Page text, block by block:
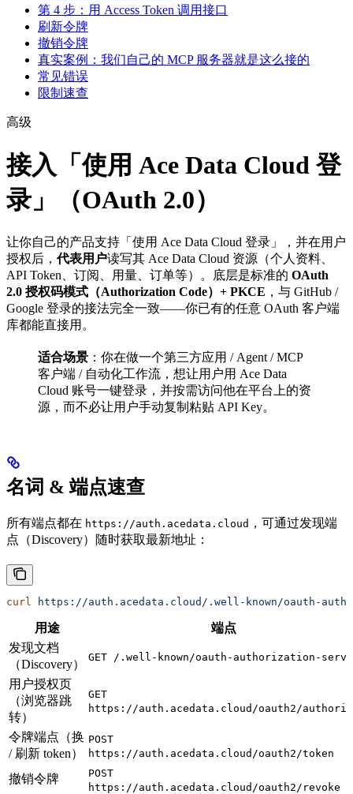
第 4 步：用 Access Token 调用接口
刷新令牌
撤销令牌
真实案例：我们自己的 MCP 服务器就是这么接的
常见错误
限制速查
高级
接入「使用 Ace Data Cloud 登
录」（OAuth 2.0）
让你自己的产品支持「使用 Ace Data Cloud 登录」，并在用户
授权后，代表用户读写其 Ace Data Cloud 资源（个人资料、
API Token、订阅、用量、订单等）。底层是标准的 OAuth
2.0 授权码模式（Authorization Code）+ PKCE ，与 GitHub /
Google 登录的接法完全一致——你已有的任意 OAuth 客户端
库都能直接用。
适合场景 ：你在做一个第三方应用 / Agent / MCP
客户端 / 自动化工作流，想让用户用 Ace Data
Cloud 账号一键登录，并按需访问他在平台上的资
源，而不必让用户手动复制粘贴 API Key。
名词 & 端点速查
所有端点都在 https://auth.acedata.cloud ，可通过发现端
点（Discovery）随时获取最新地址：
curl https://auth.acedata.cloud/.well-known/oauth-
用途
端点
发现文档
（Discovery）
GET /.well-known/oauth-authorization-
用户授权页
（浏览器跳
转）
GET
https://auth.acedata.cloud/oauth2/
令牌端点（换
/ 刷新 token）
POST
https://auth.acedata.cloud/oauth2/token
撤销令牌
POST
https://auth.acedata.cloud/oauth2/revoke